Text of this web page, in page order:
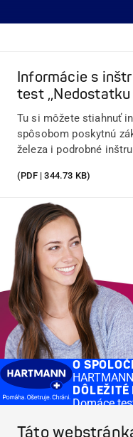
Táto
Informácie s
test
Tu si môžete stiahnuť
spôsobom poskytnú
železa i podrobné
(PDF | 344.73 KB)
O
DÔLEŽITÉ
Domáce
ČASTO